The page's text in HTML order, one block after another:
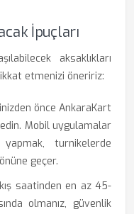
İpuçları
aksaklıkları
etmenizi öneririz:
önce AnkaraKart
Mobil uygulamalar
turnikelerde
geçer.
saatinden en az 45-
olmanız, güvenlik